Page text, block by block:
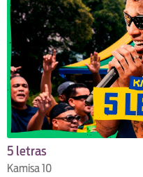
5 letras
Kamisa 10